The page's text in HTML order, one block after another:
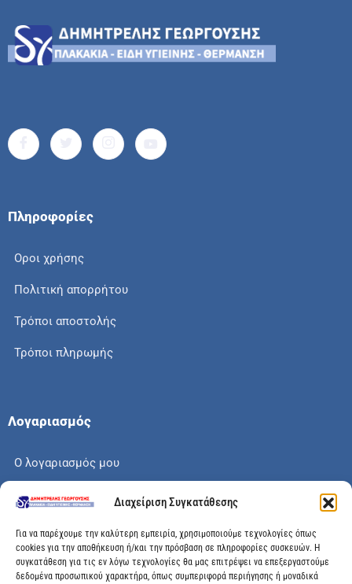
Διαχείριση Συγκατάθεσης
Για να παρέχουμε την καλύτερη εμπειρία, χρησιμοποιούμε τεχνολογίες όπως
cookies για την αποθήκευση ή/και την πρόσβαση σε πληροφορίες συσκευών. Η
συγκατάθεση για τις εν λόγω τεχνολογίες θα μας επιτρέψει να επεξεργαστούμε
δεδομένα προσωπικού χαρακτήρα, όπως συμπεριφορά περιήγησης ή μοναδικά
Πληροφορίες
Οροι χρήσης
Πολιτική απορρήτου
Τρόποι αποστολής
Τρόποι πληρωμής
Λογαριασμός
Ο λογαριασμός μου
Το καλάθι μου
Check out